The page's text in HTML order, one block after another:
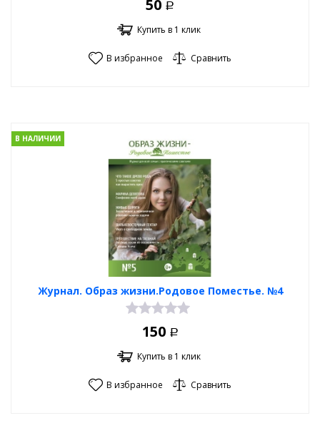
50 Р
Купить в 1 клик
В избранное Сравнить
Журнал. Образ жизни.Родовое Поместье. №4
В НАЛИЧИИ
150 Р
Купить в 1 клик
В избранное Сравнить